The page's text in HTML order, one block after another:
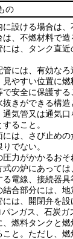
の
設ける場合は、
、不燃材料で造
は、タンク直
には、有効なろ
やすい位置に
安全に保護する
きができる構造
気管又は通気口
ること。
は、さび止めの
でない。
力がかかるお
の炉にあって
電線、接続器
合部分には、
は、開閉弁を設
ンガス、石炭
燃料タンクと
と。 ただし、